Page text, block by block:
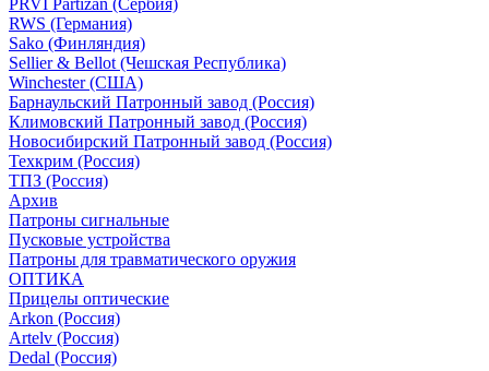
PRVI Partizan (Сербия)
RWS (Германия)
Sako (Финляндия)
Sellier & Bellot (Чешская Республика)
Winchester (США)
Барнаульский Патронный завод (Россия)
Климовский Патронный завод (Россия)
Новосибирский Патронный завод (Россия)
Техкрим (Россия)
ТПЗ (Россия)
Архив
Патроны сигнальные
Пусковые устройства
Патроны для травматического оружия
ОПТИКА
Прицелы оптические
Arkon (Россия)
Artelv (Россия)
Dedal (Россия)